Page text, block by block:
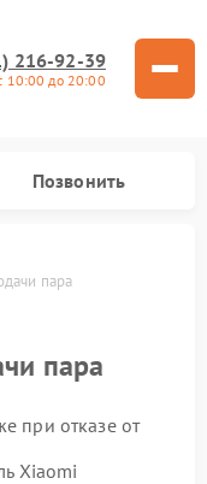
216-92-39
10:00 до 20:00
Позвонить
пара
пара
при отказе от
Xiaomi